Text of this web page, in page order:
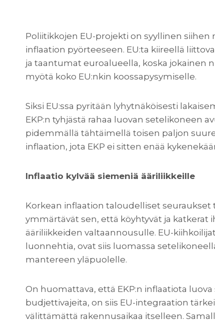
Poliitikkojen EU-projekti on syyllinen
inflaation pyörteeseen. EU:ta kiireellä
ja taantumat euroalueella, koska jokainen
myötä koko EU:nkin koossapysymiselle.
Siksi EU:ssa pyritään lyhytnäköisesti
EKP:n tyhjästä rahaa luovan setelikoneen
pidemmällä tähtäimellä toisen paljon
inflaation, jota EKP ei sitten enää
Inflaatio kylvää siemeniä ääriliikkeille
Korkean inflaation taloudelliset
ymmärtävät sen, että köyhtyvät ja katkerat
ääriliikkeiden valtaannousulle. EU-
luonnehtia, ovat siis luomassa
mantereen yläpuolelle.
On huomattava, että EKP:n inflaatiota
budjettivajeita, on siis EU-integraation
välittämättä rakennusaikaa itselleen.